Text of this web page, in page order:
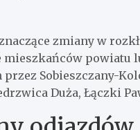
zmiany w
mieszkańców
Sobieszczany-
Duża, Łączki